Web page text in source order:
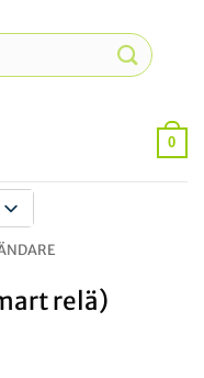
0
relä)